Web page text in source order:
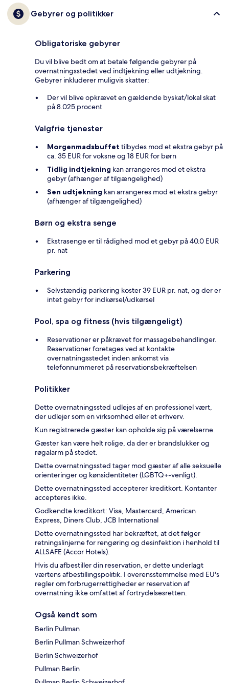
Gebyrer og politikker
Obligatoriske gebyrer
Du vil blive bedt om at betale følgende gebyrer på
overnatningsstedet ved indtjekning eller udtjekning.
Gebyrer inkluderer muligvis skatter:
Der vil blive opkrævet en gældende byskat/lokal skat
på 8.025 procent
Valgfrie tjenester
Morgenmadsbuffet tilbydes mod et ekstra gebyr på
ca. 35 EUR for voksne og 18 EUR for børn
Tidlig indtjekning kan arrangeres mod et ekstra
gebyr (afhænger af tilgængelighed)
Sen udtjekning kan arrangeres mod et ekstra gebyr
(afhænger af tilgængelighed)
Børn og ekstra senge
Ekstrasenge er til rådighed mod et gebyr på 40.0 EUR
pr. nat
Parkering
Selvstændig parkering koster 39 EUR pr. nat, og der er
intet gebyr for indkørsel/udkørsel
Pool, spa og fitness (hvis tilgængeligt)
Reservationer er påkrævet for massagebehandlinger.
Reservationer foretages ved at kontakte
overnatningsstedet inden ankomst via
telefonnummeret på reservationsbekræftelsen
Politikker
Dette overnatningssted udlejes af en professionel vært,
der udlejer som en virksomhed eller et erhverv.
Kun registrerede gæster kan opholde sig på værelserne.
Gæster kan være helt rolige, da der er brandslukker og
røgalarm på stedet.
Dette overnatningssted tager mod gæster af alle seksuelle
orienteringer og kønsidentiteter (LGBTQ+-venligt).
Dette overnatningssted accepterer kreditkort. Kontanter
accepteres ikke.
Godkendte kreditkort: Visa, Mastercard, American
Express, Diners Club, JCB International
Dette overnatningssted har bekræftet, at det følger
retningslinjerne for rengøring og desinfektion i henhold til
ALLSAFE (Accor Hotels).
Hvis du afbestiller din reservation, er dette underlagt
værtens afbestillingspolitik. I overensstemmelse med EU's
regler om forbrugerrettigheder er reservation af
overnatning ikke omfattet af fortrydelsesretten.
Også kendt som
Berlin Pullman
Berlin Pullman Schweizerhof
Berlin Schweizerhof
Pullman Berlin